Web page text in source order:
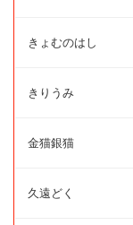
きょむのはし
きりうみ
金猫銀猫
久遠どく